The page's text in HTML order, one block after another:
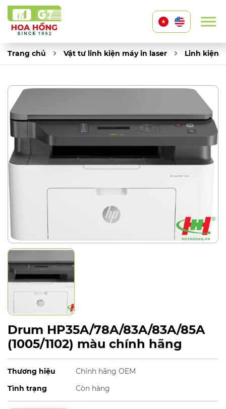
Trang chủ Vật tư linh kiện máy in laser Linh kiện
Drum HP35A/78A/83A/83A/85A
(1005/1102) màu chính hãng
Thương hiệu
Chính hãng OEM
Tình trạng
Còn hàng